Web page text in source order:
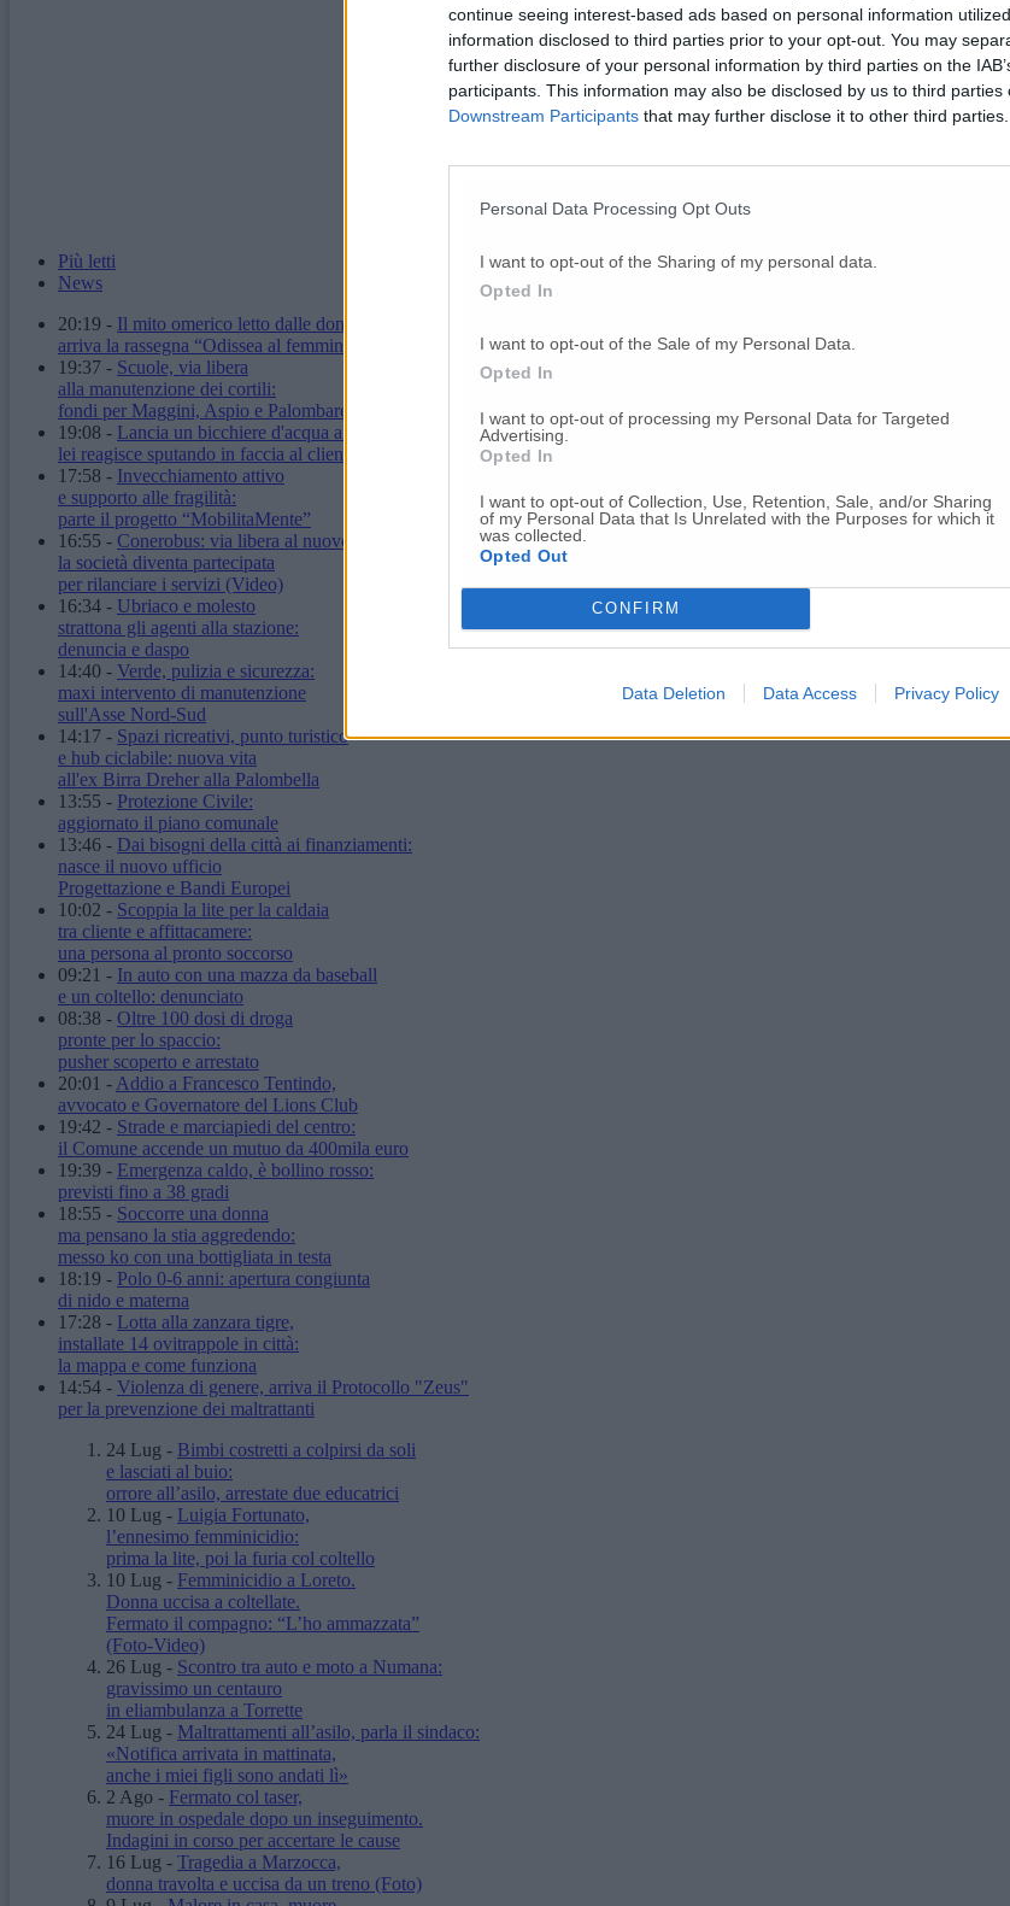
continue seeing interest-based ads based on personal information
information disclosed to third parties prior to your opt-out. You may
further disclosure of your personal information by third parties on the
participants. This information may also be disclosed by us to third parties
Downstream Participants that may further disclose it to other third parties.
Personal Data Processing Opt Outs
I want to opt-out of the Sharing of my personal data.
Opted In
I want to opt-out of the Sale of my Personal Data.
Opted In
I want to opt-out of processing my Personal Data for Targeted
Advertising.
Opted In
I want to opt-out of Collection, Use, Retention, Sale, and/or Sharing
of my Personal Data that Is Unrelated with the Purposes for which it
was collected.
Opted Out
CONFIRM
Data Deletion Data Access Privacy Policy
Per poter lasciare o votare un commento devi essere
Più letti
News
20:19 - Il mito omerico letto dalle donne:
arriva la rassegna “Odissea al femminile”
19:37 - Scuole, via libera
alla manutenzione dei cortili:
fondi per Maggini, Aspio e Palombare
19:08 - Lancia un bicchiere d'acqua a un'ambulante,
lei reagisce sputando in faccia al cliente
17:58 - Invecchiamento attivo
e supporto alle fragilità:
parte il progetto “MobilitaMente”
16:55 - Conerobus: via libera al nuovo statuto,
la società diventa partecipata
per rilanciare i servizi (Video)
16:34 - Ubriaco e molesto
strattona gli agenti alla stazione:
denuncia e daspo
14:40 - Verde, pulizia e sicurezza:
maxi intervento di manutenzione
sull'Asse Nord-Sud
14:17 - Spazi ricreativi, punto turistico
e hub ciclabile: nuova vita
all'ex Birra Dreher alla Palombella
13:55 - Protezione Civile:
aggiornato il piano comunale
13:46 - Dai bisogni della città ai finanziamenti:
nasce il nuovo ufficio
Progettazione e Bandi Europei
10:02 - Scoppia la lite per la caldaia
tra cliente e affittacamere:
una persona al pronto soccorso
09:21 - In auto con una mazza da baseball
e un coltello: denunciato
08:38 - Oltre 100 dosi di droga
pronte per lo spaccio:
pusher scoperto e arrestato
20:01 - Addio a Francesco Tentindo,
avvocato e Governatore del Lions Club
19:42 - Strade e marciapiedi del centro:
il Comune accende un mutuo da 400mila euro
19:39 - Emergenza caldo, è bollino rosso:
previsti fino a 38 gradi
18:55 - Soccorre una donna
ma pensano la stia aggredendo:
messo ko con una bottigliata in testa
18:19 - Polo 0-6 anni: apertura congiunta
di nido e materna
17:28 - Lotta alla zanzara tigre,
installate 14 ovitrappole in città:
la mappa e come funziona
14:54 - Violenza di genere, arriva il Protocollo "Zeus"
per la prevenzione dei maltrattanti
24 Lug - Bimbi costretti a colpirsi da soli
e lasciati al buio:
orrore all’asilo, arrestate due educatrici
10 Lug - Luigia Fortunato,
l’ennesimo femminicidio:
prima la lite, poi la furia col coltello
10 Lug - Femminicidio a Loreto.
Donna uccisa a coltellate.
Fermato il compagno: “L’ho ammazzata”
(Foto-Video)
26 Lug - Scontro tra auto e moto a Numana:
gravissimo un centauro
in eliambulanza a Torrette
24 Lug - Maltrattamenti all’asilo, parla il sindaco:
«Notifica arrivata in mattinata,
anche i miei figli sono andati lì»
2 Ago - Fermato col taser,
muore in ospedale dopo un inseguimento.
Indagini in corso per accertare le cause
16 Lug - Tragedia a Marzocca,
donna travolta e uccisa da un treno (Foto)